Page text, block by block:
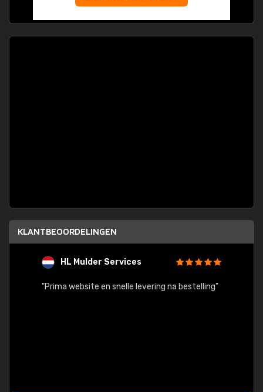
KLANTBEOORDELINGEN
HL Mulder Services
"Prima website en snelle levering na bestelling"